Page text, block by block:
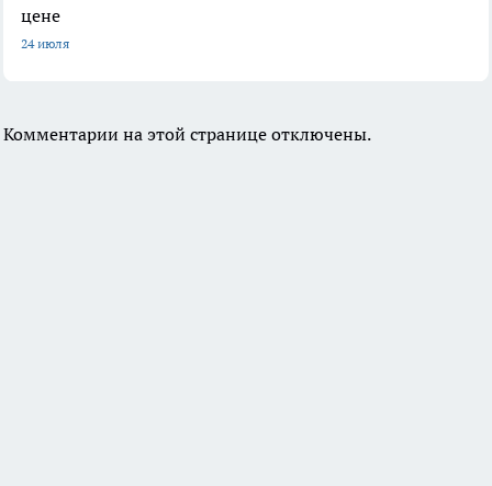
цене
24 июля
Комментарии на этой странице отключены.